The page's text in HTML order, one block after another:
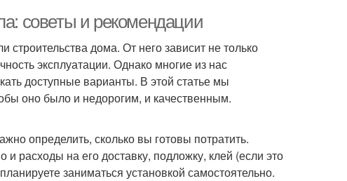
советы и рекомендации
дома. От него зависит не только
эксплуатации. Однако многие из нас
доступные варианты. В этой статье мы
оно было и недорогим, и качественным.
определить, сколько вы готовы потратить.
расходы на его доставку, подложку, клей (если это
заниматься установкой самостоятельно.